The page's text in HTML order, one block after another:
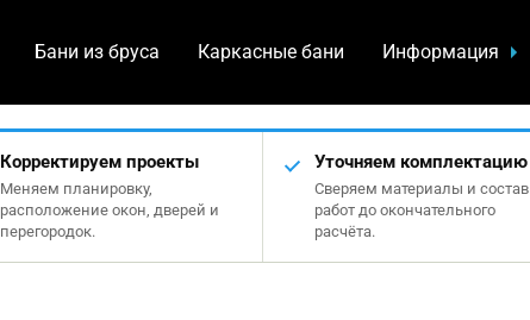
Бани из бруса Каркасные бани Информация
Корректируем проекты
Меняем планировку,
расположение окон, дверей и
перегородок.
Уточняем комплектацию
Сверяем материалы и состав
работ до окончательного
расчёта.